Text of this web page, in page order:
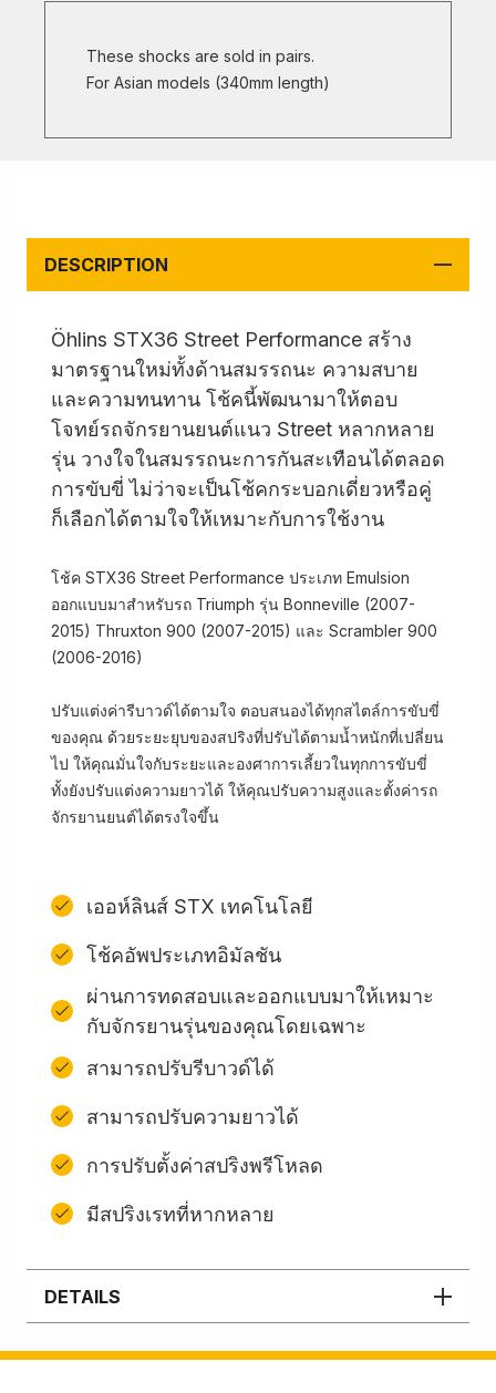
These shocks are sold in pairs.
For Asian models (340mm length)
DESCRIPTION
Öhlins STX36 Street Performance สร้าง
มาตรฐานใหม่ทั้งด้านสมรรถนะ ความสบาย
และความทนทาน โช้คนี้พัฒนามาให้ตอบ
โจทย์รถจักรยานยนต์แนว Street หลากหลาย
รุ่น วางใจในสมรรถนะการกันสะเทือนได้ตลอด
การขับขี่ ไม่ว่าจะเป็นโช้คกระบอกเดี่ยวหรือคู่
ก็เลือกได้ตามใจให้เหมาะกับการใช้งาน
โช้ค STX36 Street Performance ประเภท Emulsion
ออกแบบมาสำหรับรถ Triumph รุ่น Bonneville (2007-
2015) Thruxton 900 (2007-2015) และ Scrambler 900
(2006-2016)
ปรับแต่งค่ารีบาวด์ได้ตามใจ ตอบสนองได้ทุกสไตล์การขับขี่
ของคุณ ด้วยระยะยุบของสปริงที่ปรับได้ตามน้ำหนักที่เปลี่ยน
ไป ให้คุณมั่นใจกับระยะและองศาการเลี้ยวในทุกการขับขี่
ทั้งยังปรับแต่งความยาวได้ ให้คุณปรับความสูงและตั้งค่ารถ
จักรยานยนต์ได้ตรงใจขึ้น
เออห์ลินส์ STX เทคโนโลยี
โช้คอัพประเภทอิมัลชัน
ผ่านการทดสอบและออกแบบมาให้เหมาะ
กับจักรยานรุ่นของคุณโดยเฉพาะ
สามารถปรับรีบาวด์ได้
สามารถปรับความยาวได้
การปรับตั้งค่าสปริงพรีโหลด
มีสปริงเรทที่หากหลาย
DETAILS